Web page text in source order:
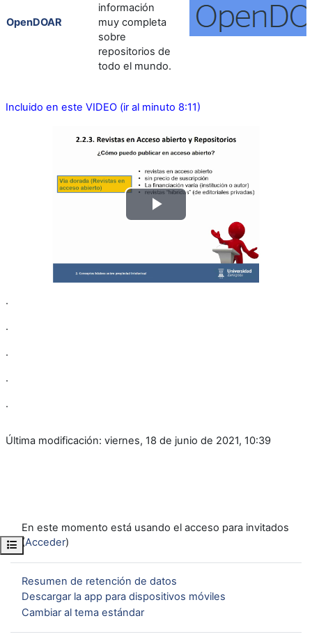
Abrir índice del curso
OpenDOAR
información
muy completa
sobre
repositorios de
todo el mundo.
Incluido en este VIDEO (ir al minuto 8:11)
Reproducir
.
.
.
.
.
Última modificación: viernes, 18 de junio de 2021, 10:39
En este momento está usando el acceso para invitados
(Acceder)
Resumen de retención de datos
Descargar la app para dispositivos móviles
Cambiar al tema estándar